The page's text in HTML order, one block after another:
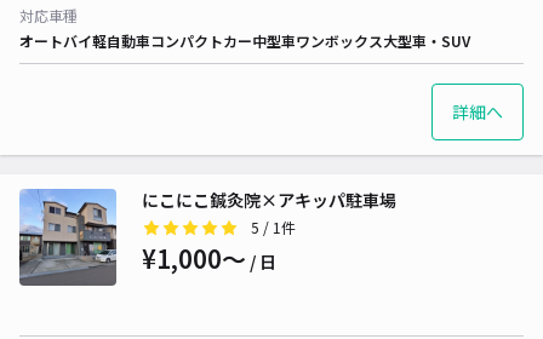
対応車種
オートバイ軽自動車コンパクトカー中型車ワンボックス大型車・SUV
詳細へ
にこにこ鍼灸院×アキッパ駐車場
5 / 1件
¥1,000〜 / 日